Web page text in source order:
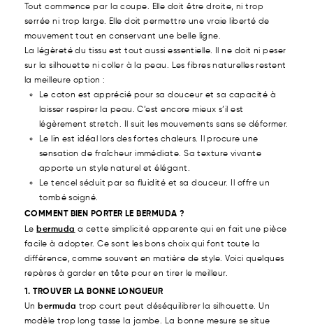
Tout commence par la coupe. Elle doit être droite, ni trop
serrée ni trop large. Elle doit permettre une vraie liberté de
mouvement tout en conservant une belle ligne.
La légèreté du tissu est tout aussi essentielle. Il ne doit ni peser
sur la silhouette ni coller à la peau. Les fibres naturelles restent
la meilleure option :
Le coton est apprécié pour sa douceur et sa capacité à
laisser respirer la peau. C’est encore mieux s’il est
légèrement stretch. Il suit les mouvements sans se déformer.
Le lin est idéal lors des fortes chaleurs. Il procure une
sensation de fraîcheur immédiate. Sa texture vivante
apporte un style naturel et élégant.
Le tencel séduit par sa fluidité et sa douceur. Il offre un
tombé soigné.
COMMENT BIEN PORTER LE BERMUDA ?
Le bermuda a cette simplicité apparente qui en fait une pièce
facile à adopter. Ce sont les bons choix qui font toute la
différence, comme souvent en matière de style. Voici quelques
repères à garder en tête pour en tirer le meilleur.
1. TROUVER LA BONNE LONGUEUR
Un bermuda trop court peut déséquilibrer la silhouette. Un
modèle trop long tasse la jambe. La bonne mesure se situe